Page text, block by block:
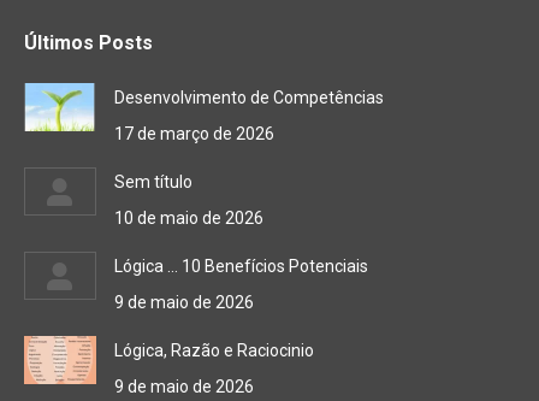
Últimos Posts
Desenvolvimento de Competências
17 de março de 2026
Sem título
10 de maio de 2026
Lógica … 10 Benefícios Potenciais
9 de maio de 2026
Lógica, Razão e Raciocinio
9 de maio de 2026